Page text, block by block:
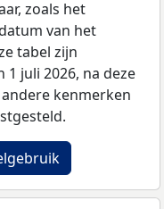
zoals het
van het
tabel zijn
juli 2026, na deze
kenmerken